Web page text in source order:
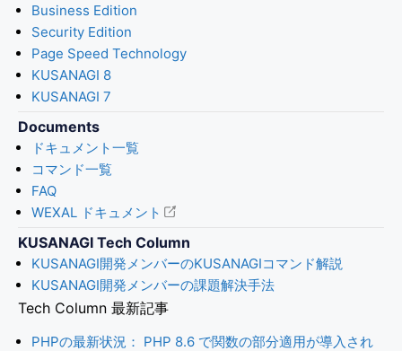
Business Edition
Security Edition
Page Speed Technology
KUSANAGI 8
KUSANAGI 7
Documents
ドキュメント一覧
コマンド一覧
FAQ
WEXAL ドキュメント
KUSANAGI Tech Column
KUSANAGI開発メンバーのKUSANAGIコマンド解説
KUSANAGI開発メンバーの課題解決手法
Tech Column 最新記事
PHPの最新状況： PHP 8.6 で関数の部分適用が導入され